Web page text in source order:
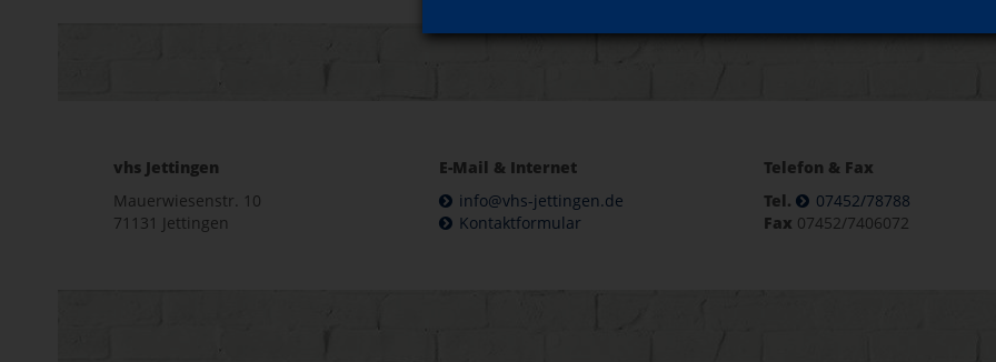
vhs Jettingen
Mauerwiesenstr. 10
71131 Jettingen
E-Mail & Internet
info@vhs-jettingen.de
Kontaktformular
Telefon & Fax
Tel.
07452/78788
Fax 07452/7406072